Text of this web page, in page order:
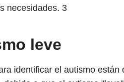
necesidades. 3
leve
identificar el autismo